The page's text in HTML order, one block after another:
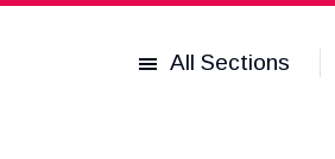
All Sections